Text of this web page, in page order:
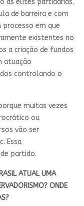
de barreira e com
em que
existentes no
a criação de fundos
atuação
controlando o
muitas vezes
ou
vão ser
Essa
partido.
ATUAL UMA
ONDE